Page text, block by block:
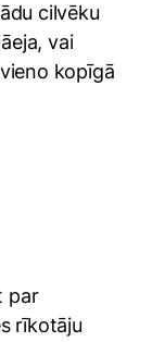
cilvēku
vai
kopīgā
par
rīkotāju